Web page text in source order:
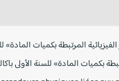
المرتبطة بكميات المادة»
بكميات المادة» للسنة الأولى